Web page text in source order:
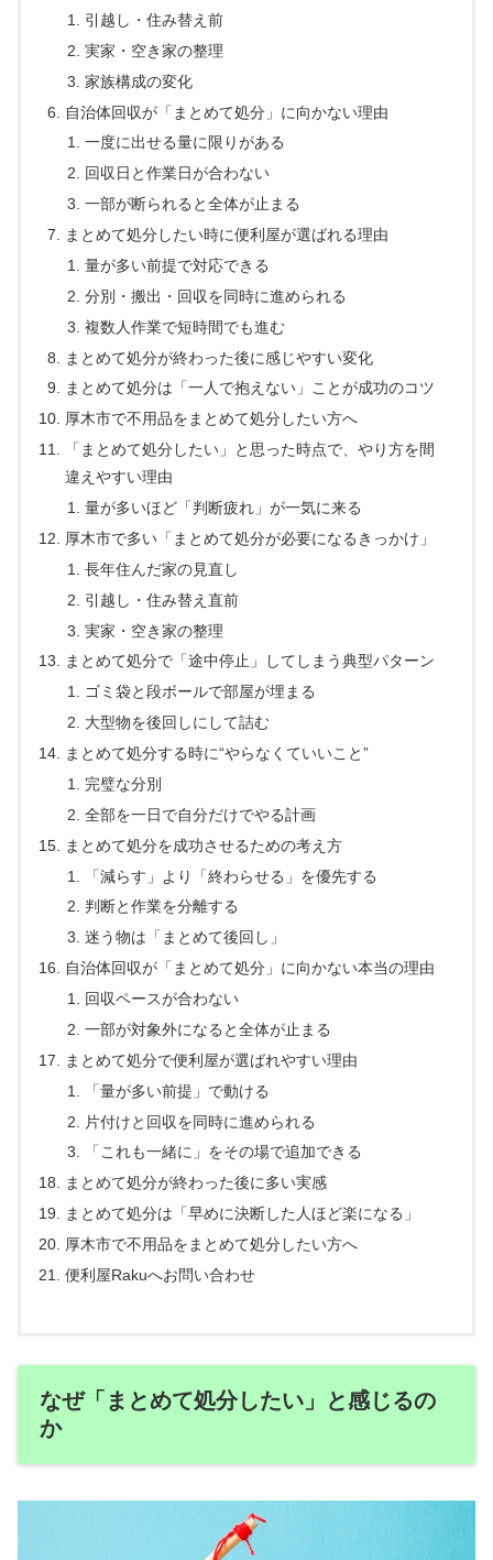
引越し・住み替え前
実家・空き家の整理
家族構成の変化
自治体回収が「まとめて処分」に向かない理由
一度に出せる量に限りがある
回収日と作業日が合わない
一部が断られると全体が止まる
まとめて処分したい時に便利屋が選ばれる理由
量が多い前提で対応できる
分別・搬出・回収を同時に進められる
複数人作業で短時間でも進む
まとめて処分が終わった後に感じやすい変化
まとめて処分は「一人で抱えない」ことが成功のコツ
厚木市で不用品をまとめて処分したい方へ
「まとめて処分したい」と思った時点で、やり方を間
違えやすい理由
量が多いほど「判断疲れ」が一気に来る
厚木市で多い「まとめて処分が必要になるきっかけ」
長年住んだ家の見直し
引越し・住み替え直前
実家・空き家の整理
まとめて処分で「途中停止」してしまう典型パターン
ゴミ袋と段ボールで部屋が埋まる
大型物を後回しにして詰む
まとめて処分する時に“やらなくていいこと”
完璧な分別
全部を一日で自分だけでやる計画
まとめて処分を成功させるための考え方
「減らす」より「終わらせる」を優先する
判断と作業を分離する
迷う物は「まとめて後回し」
自治体回収が「まとめて処分」に向かない本当の理由
回収ペースが合わない
一部が対象外になると全体が止まる
まとめて処分で便利屋が選ばれやすい理由
「量が多い前提」で動ける
片付けと回収を同時に進められる
「これも一緒に」をその場で追加できる
まとめて処分が終わった後に多い実感
まとめて処分は「早めに決断した人ほど楽になる」
厚木市で不用品をまとめて処分したい方へ
便利屋Rakuへお問い合わせ
なぜ「まとめて処分したい」と感じるの
か